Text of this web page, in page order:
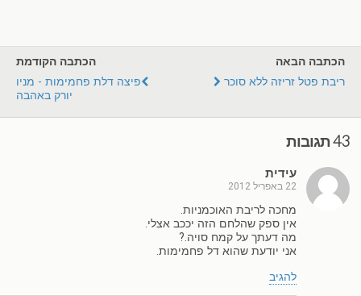
הכתבה הקודמת
פיצה דלת פחמימות - מניו
יורק באהבה
הכתבה הבאה
ריבת פטל זריזה ללא סוכר
43 תגובות
עידית
22 באפריל 2012
מחכה לריבת האוכמניות.
אין ספק שהלחם הזה יככב אצלי.
מה דעתך על קמח סויה.?
אני יודעת שהוא דל פחמימות.
להגיב